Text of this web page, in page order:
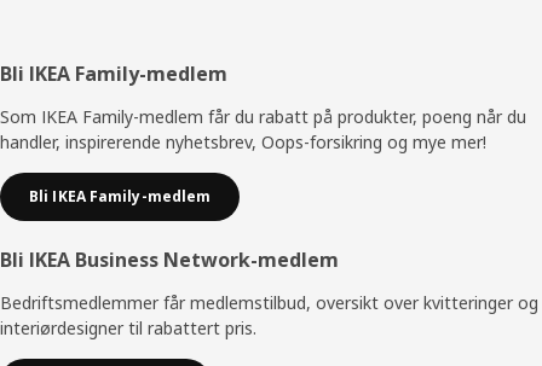
Bunntekst
Bli IKEA Family-medlem
Som IKEA Family-medlem får du rabatt på produkter, poeng når du
handler, inspirerende nyhetsbrev, Oops-forsikring og mye mer!
Bli IKEA Family-medlem
Bli IKEA Business Network-medlem
Bedriftsmedlemmer får medlemstilbud, oversikt over kvitteringer og
interiørdesigner til rabattert pris.